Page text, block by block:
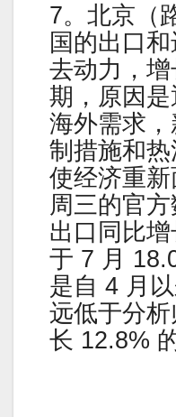
7。北京（
国的出口
去动力，
期，原因
海外需求
制措施和热
使经济重新
周三的官
出口同比
于 7 月
是自 4 月
远低于分
长 12.8%